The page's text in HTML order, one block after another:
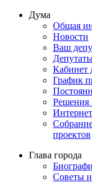
Дума
Общая
Новости
Ваш
Кабинет
График
Решения
проектов
Глава города
Советы и